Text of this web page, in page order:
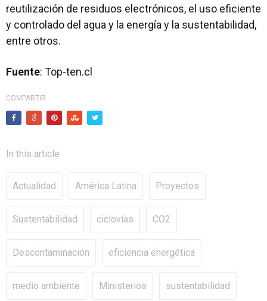
reutilización de residuos electrónicos, el uso eficiente
y controlado del agua y la energía y la sustentabilidad,
entre otros.
Fuente: Top-ten.cl
COMPARTIR
In this article
Actualidad América Latina Proyectos
Sustentabilidad ciclovías CO2
Descontaminación eficiencia energética
medio ambiente Ministerios sustentabilidad